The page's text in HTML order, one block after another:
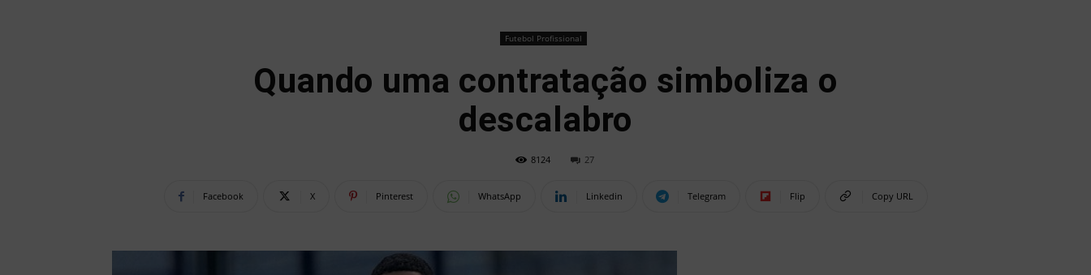
Futebol Profissional
Quando uma contratação simboliza o
descalabro
8124 27
Facebook X Pinterest WhatsApp Linkedin Telegram Flip Copy URL